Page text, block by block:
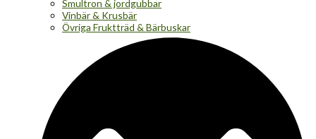
Smultron & jordgubbar
Vinbär & Krusbär
Övriga Fruktträd & Bärbuskar